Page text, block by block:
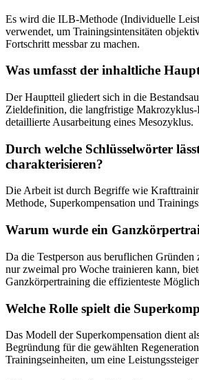
Es wird die ILB-Methode (Individuelle
verwendet, um Trainingsintensitäten
Fortschritt messbar zu machen.
Was umfasst der inhaltliche
Der Hauptteil gliedert sich in die
Zieldefinition, die langfristige Makrozyklus-
detaillierte Ausarbeitung eines Mesozyklus.
Durch welche Schlüsselwörter
charakterisieren?
Die Arbeit ist durch Begriffe wie
Methode, Superkompensation und
Warum wurde ein
Da die Testperson aus beruflichen
nur zweimal pro Woche trainieren kann,
Ganzkörpertraining die effizienteste
Welche Rolle spielt die
Das Modell der Superkompensation dient
Begründung für die gewählten
Trainingseinheiten, um eine